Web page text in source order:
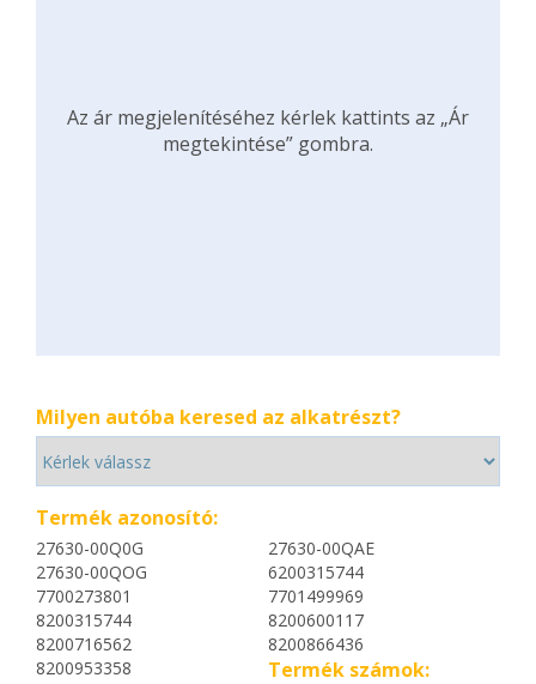
Az ár megjelenítéséhez kérlek kattints az „Ár
megtekintése” gombra.
Milyen autóba keresed az alkatrészt?
Termék azonosító:
27630-00Q0G
27630-00QAE
27630-00QOG
6200315744
7700273801
7701499969
8200315744
8200600117
8200716562
8200866436
8200953358
Termék számok: